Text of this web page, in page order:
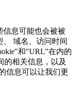
息可能也会被被
、 域名、访问时间
和"URL"在内的
的相关信息，以及
信息可以让我们更